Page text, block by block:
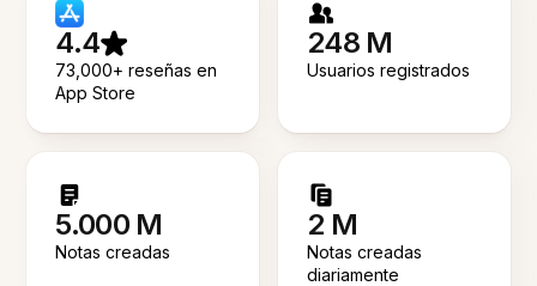
4.4
73,000+ reseñas en
App Store
248 M
Usuarios registrados
5.000 M
Notas creadas
2 M
Notas creadas
diariamente